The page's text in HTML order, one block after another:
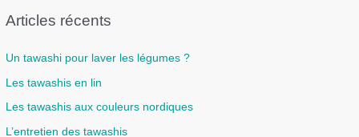
Articles récents
Un tawashi pour laver les légumes ?
Les tawashis en lin
Les tawashis aux couleurs nordiques
L’entretien des tawashis